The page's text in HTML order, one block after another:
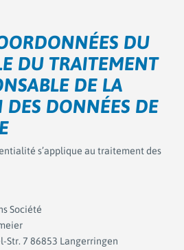
DU
DU TRAITEMENT
DE LA
DES DONNÉES DE
s’applique au traitement des
Société
Str. 7 86853 Langerringen